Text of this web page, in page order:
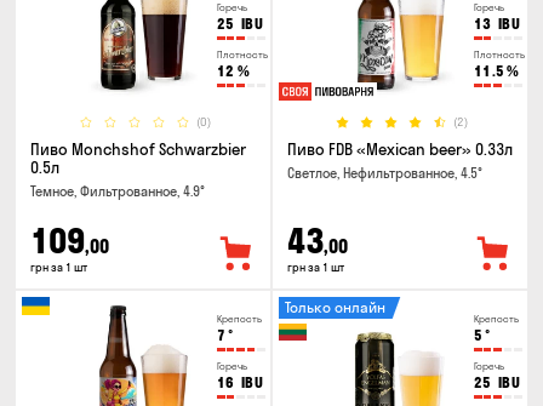
Горечь
25 IBU
Плотность
12 %
(0)
Пиво Monchshof Schwarzbier
0.5л
Темное, Фильтрованное, 4.9°
109,00
грн за 1 шт
Горечь
13 IBU
Плотность
11.5 %
(2)
Пиво FDB «Mexican beer» 0.33л
Светлое, Нефильтрованное, 4.5°
43,00
грн за 1 шт
Крепость
7 °
Горечь
16 IBU
Крепость
5 °
Горечь
25 IBU
Только онлайн